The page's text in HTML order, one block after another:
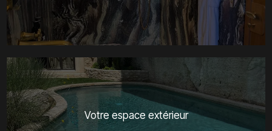
Votre espace extérieur